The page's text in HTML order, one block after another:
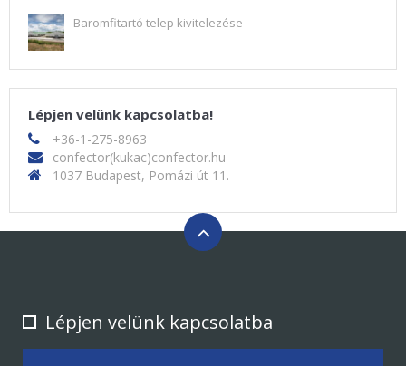
Baromfitartó telep kivitelezése
Lépjen velünk kapcsolatba!
+36-1-275-8963
confector(kukac)confector.hu
1037 Budapest, Pomázi út 11.
Lépjen velünk kapcsolatba